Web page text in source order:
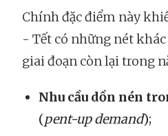
Chính đặc điểm này
- Tết có những nét khác
giai đoạn còn lại trong
Nhu cầu dồn nén
(pent-up demand);